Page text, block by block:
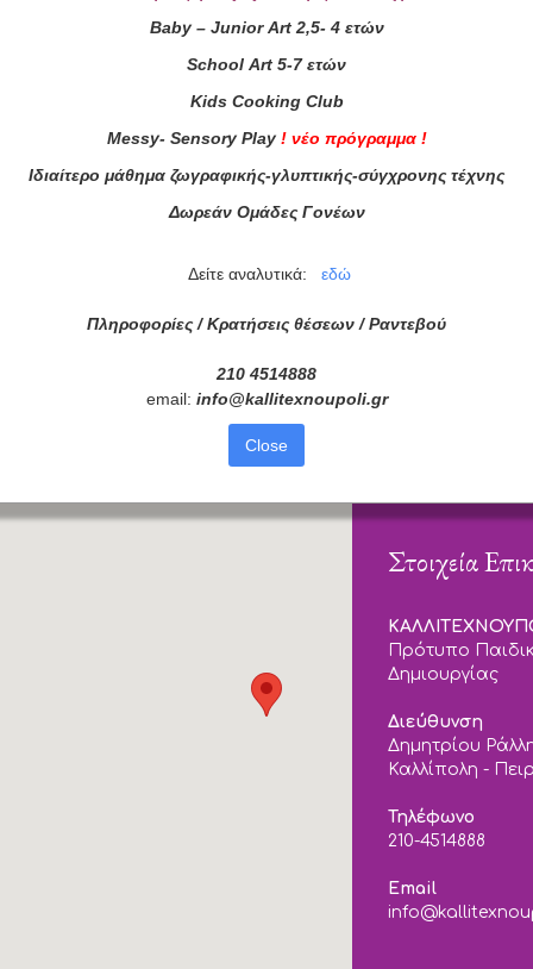
τώρα!
Στοιχεία
Πρότυπο
Δημιουργίας
Διεύθυνση
Δημητρίου
Καλλίπολη -
Τηλέφωνο
210-4514888
Email
Baby– Junior Art2,5- 4 ετών
School Art 5-7 ετών
Kids Cooking Club
Messy- Sensory Play ! νέο πρόγραμμα !
Ιδιαίτερο μάθημα ζωγραφικής-γλυπτικής-σύγχρονης τέχνης
Δωρεάν Ομάδες Γονέων
Δείτε αναλυτικά: εδώ
Πληροφορίες / Κρατήσεις θέσεων / Ραντεβού
210 4514888
email: info@kallitexnoupoli.gr
Close